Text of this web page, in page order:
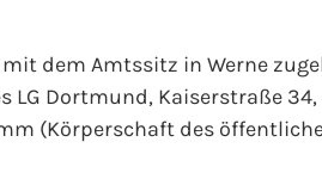
dem Amtssitz in Werne
LG Dortmund, Kaiserstraße
(Körperschaft des